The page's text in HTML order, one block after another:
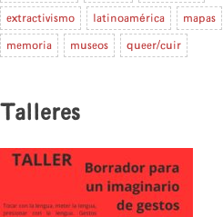
extractivismo latinoamérica mapas
memoria museos queer/cuir
Talleres